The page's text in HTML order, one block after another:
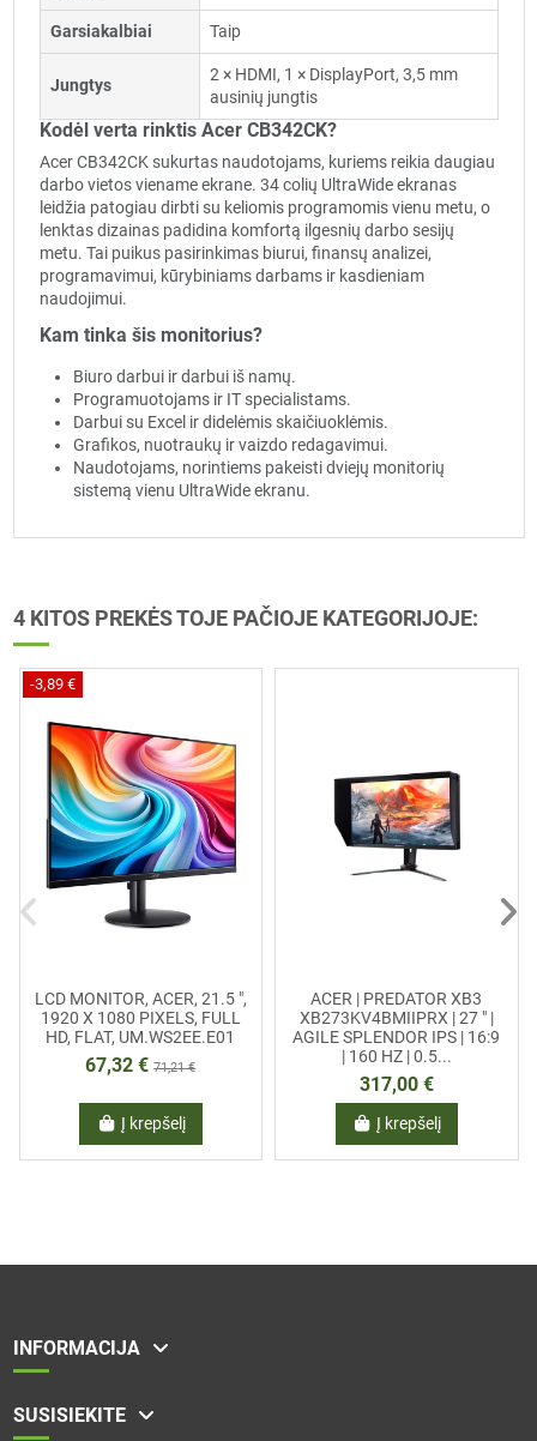
Garsiakalbiai Taip
Jungtys
2 × HDMI, 1 × DisplayPort, 3,5 mm
ausinių jungtis
Kodėl verta rinktis Acer CB342CK?
Acer CB342CK sukurtas naudotojams, kuriems reikia daugiau
darbo vietos viename ekrane. 34 colių UltraWide ekranas
leidžia patogiau dirbti su keliomis programomis vienu metu, o
lenktas dizainas padidina komfortą ilgesnių darbo sesijų
metu. Tai puikus pasirinkimas biurui, finansų analizei,
programavimui, kūrybiniams darbams ir kasdieniam
naudojimui.
Kam tinka šis monitorius?
Biuro darbui ir darbui iš namų.
Programuotojams ir IT specialistams.
Darbui su Excel ir didelėmis skaičiuoklėmis.
Grafikos, nuotraukų ir vaizdo redagavimui.
Naudotojams, norintiems pakeisti dviejų monitorių
sistemą vienu UltraWide ekranu.
4 KITOS PREKĖS TOJE PAČIOJE KATEGORIJOJE:
-3,89 €
LCD MONITOR, ACER, 21.5 ",
1920 X 1080 PIXELS, FULL
HD, FLAT, UM.WS2EE.E01
67,32 €71,21 €
Į krepšelį
ACER | PREDATOR XB3
XB273KV4BMIIPRX | 27 " |
AGILE SPLENDOR IPS | 16:9
| 160 HZ | 0.5...
317,00 €
Į krepšelį
INFORMACIJA
SUSISIEKITE